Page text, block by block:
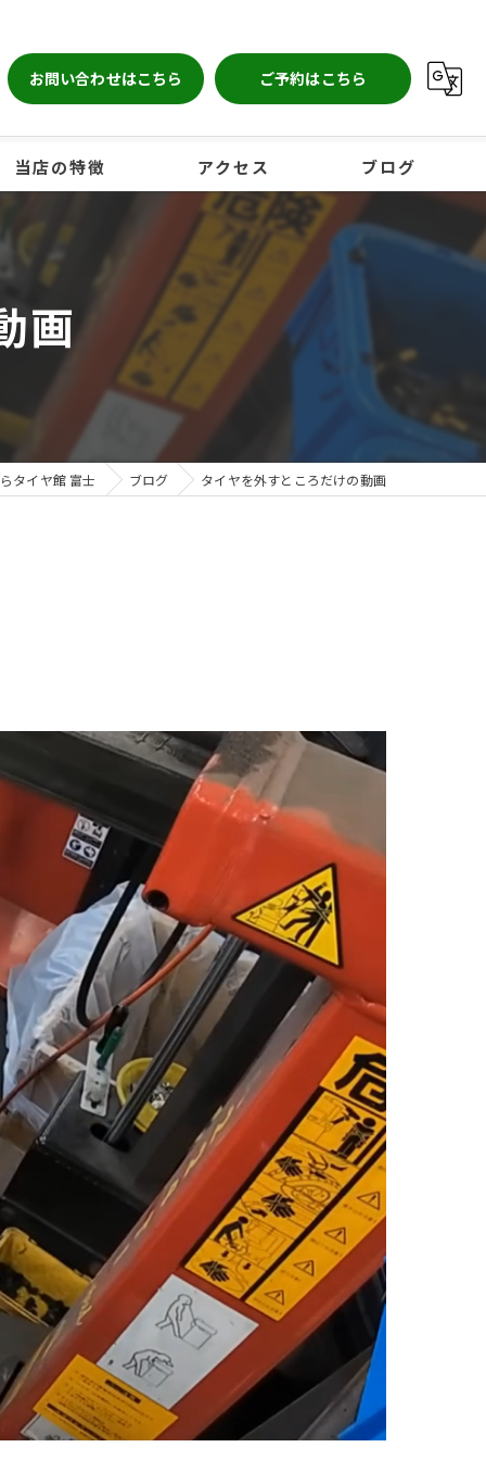
お問い合わせはこちら ご予約はこちら
当店の特徴
自動車
管
イール
アクセス ブログ
画
タイヤ館 富士 ブログ タイヤを外すところだけの動画